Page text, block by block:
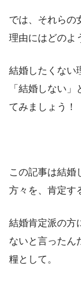
では、それらの
理由にはどのよ
結婚したくない
「結婚しない
てみましょう！
この記事は結婚
方々を、肯定す
結婚肯定派の方
ないと言ったん
糧として。